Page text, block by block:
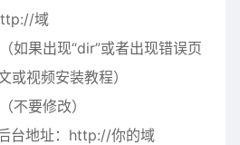
域
如果出现“dir”或者出现错误页
或视频安装教程）
不要修改）
台地址：http://你的域